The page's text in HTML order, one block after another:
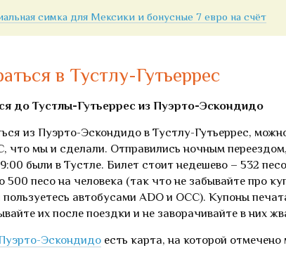
симка для Мексики и бонусные 7 евро на счёт
в Тустлу-Гутьеррес
до Тустлы-Гутьеррес из Пуэрто-Эскондидо
из Пуэрто-Эскондидо в Тустлу-Гутьеррес,
что мы и сделали. Отправились ночным
9:00 были в Тустле. Билет стоит недешево – 532
500 песо на человека (так что не забывайте про
пользуетесь автобусами ADO и OCC). Купоны
их после поездки и не заворачивайте в них
Эскондидо есть карта, на которой